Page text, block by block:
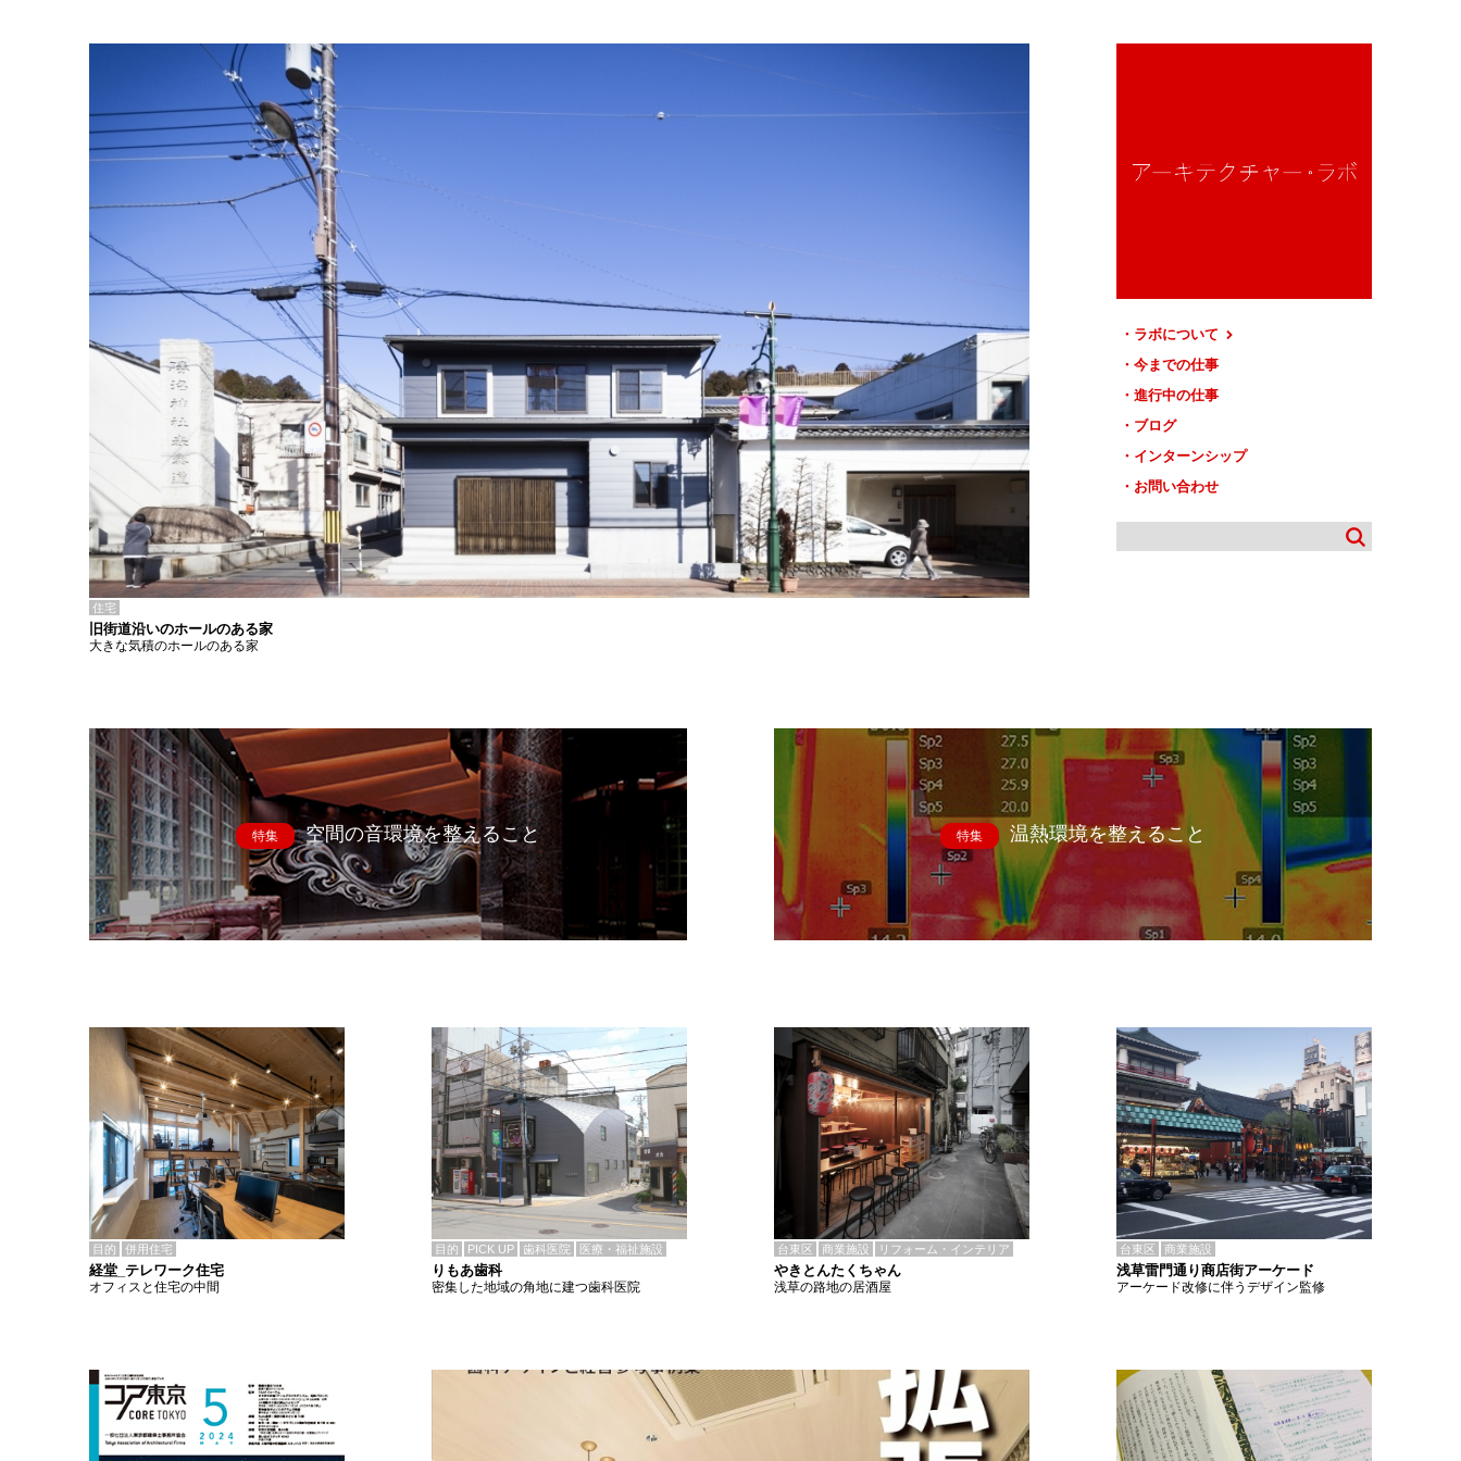
ラボについて
今までの仕事
進行中の仕事
ブログ
インターンシップ
お問い合わせ
住宅
旧街道沿いのホールのある家
大きな気積のホールのある家
特集 空間の音環境を整えること 特集 温熱環境を整えること
目的 併用住宅
経堂_テレワーク住宅
オフィスと住宅の中間
目的 PICK UP 歯科医院 医療・福祉施設
りもあ歯科
密集した地域の角地に建つ歯科医院
台東区 商業施設 リフォーム・インテリア
やきとんたくちゃん
浅草の路地の居酒屋
台東区 商業施設
浅草雷門通り商店街アーケード
アーケード改修に伴うデザイン監修